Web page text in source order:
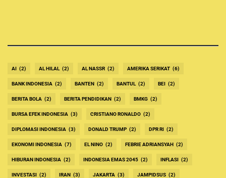
AI (2) AL HILAL (2) AL NASSR (2) AMERIKA SERIKAT (6)
BANK INDONESIA (2) BANTEN (2) BANTUL (2) BEI (2)
BERITA BOLA (2) BERITA PENDIDIKAN (2) BMKG (2)
BURSA EFEK INDONESIA (3) CRISTIANO RONALDO (2)
DIPLOMASI INDONESIA (3) DONALD TRUMP (2) DPR RI (2)
EKONOMI INDONESIA (7) EL NINO (2) FEBRIE ADRIANSYAH (2)
HIBURAN INDONESIA (2) INDONESIA EMAS 2045 (2) INFLASI (2)
INVESTASI (2) IRAN (3) JAKARTA (3) JAMPIDSUS (2)